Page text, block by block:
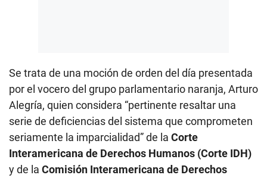
Se trata de una moción de orden del día presentada
por el vocero del grupo parlamentario naranja, Arturo
Alegría, quien considera “pertinente resaltar una
serie de deficiencias del sistema que comprometen
seriamente la imparcialidad” de la Corte
Interamericana de Derechos Humanos (Corte IDH)
y de la Comisión Interamericana de Derechos